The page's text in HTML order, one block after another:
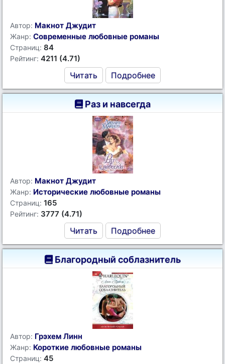
Автор: Макнот Джудит
Жанр: Современные любовные романы
Страниц: 84
Рейтинг: 4211 (4.71)
Читать Подробнее
Раз и навсегда
Автор: Макнот Джудит
Жанр: Исторические любовные романы
Страниц: 165
Рейтинг: 3777 (4.71)
Читать Подробнее
Благородный соблазнитель
Автор: Грэхем Линн
Жанр: Короткие любовные романы
Страниц: 45